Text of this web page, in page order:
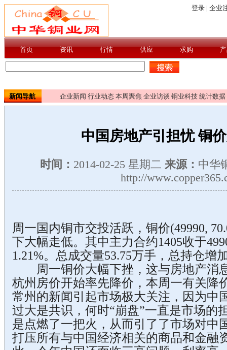
新闻导航 企业新闻 行业动态 本周聚焦 企业访谈 铜业科技 统计数据
中国房地产引担忧 铜
时间： 2014-02-25 星期二 来源： 中华
http://
周一国内铜市交投活跃，铜价(49990,
下大幅走低。其中主力合约1405收于
1.21%。总成交量53.75万手，总持仓增
周一铜价大幅下挫，这与房地产消
杭州房价开始率先降价，本周一有关降
常州的新闻引起市场极大关注，因为中
过大是共识，何时“崩盘”一直是市场的
是点燃了一把火，从而引了了市场对中
打压所有与中国经济相关的商品和金融